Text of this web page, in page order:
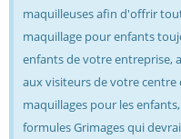
maquilleuses afin d'offrir
maquillage pour enfants
enfants de votre entreprise,
aux visiteurs de votre
maquillages pour les
formules Grimages qui